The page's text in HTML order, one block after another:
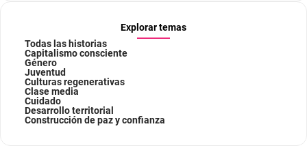
Explorar temas
Todas las historias
Capitalismo consciente
Género
Juventud
Culturas regenerativas
Clase media
Cuidado
Desarrollo territorial
Construcción de paz y confianza